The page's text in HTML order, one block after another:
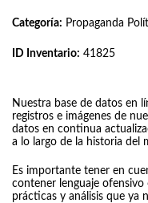
Categoría: Propaganda
ID Inventario: 41825
Nuestra base de datos en
registros e imágenes de
datos en continua
a lo largo de la historia del
Es importante tener en
contener lenguaje
prácticas y análisis que ya